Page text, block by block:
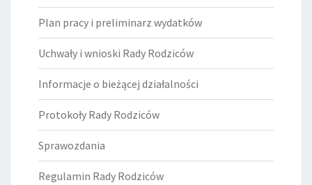
Plan pracy i preliminarz wydatków
Uchwały i wnioski Rady Rodziców
Informacje o bieżącej działalności
Protokoły Rady Rodziców
Sprawozdania
Regulamin Rady Rodziców